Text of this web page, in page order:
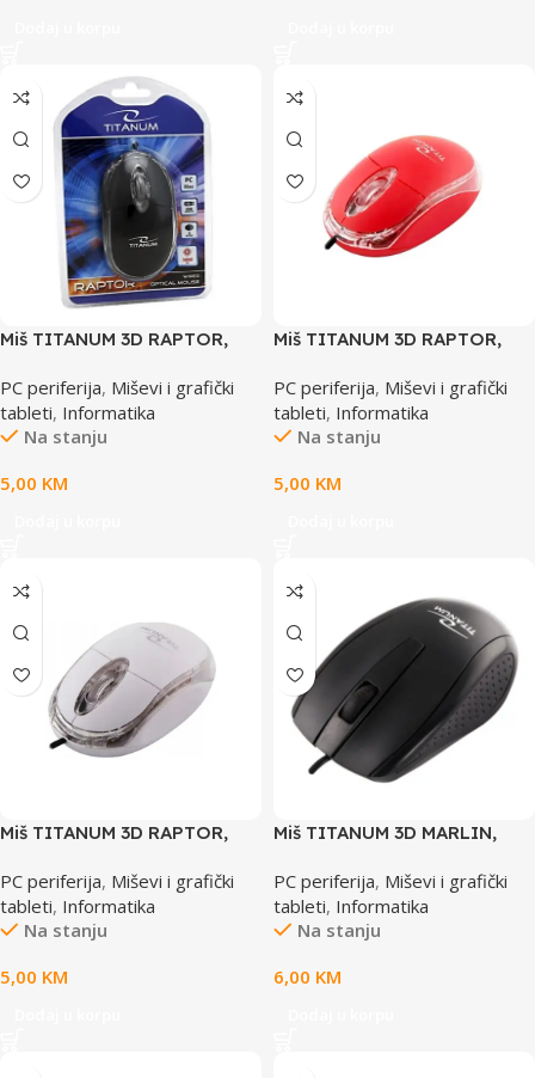
Miš TITANUM 3D RAPTOR,
TM102K
PC periferija, Miševi i grafički
tableti, Informatika
Na stanju
5,00 KM
Miš TITANUM 3D RAPTOR,
red, TM102R
PC periferija, Miševi i grafički
tableti, Informatika
Na stanju
5,00 KM
Miš TITANUM 3D RAPTOR,
TM102W
PC periferija, Miševi i grafički
tableti, Informatika
Na stanju
5,00 KM
Miš TITANUM 3D MARLIN,
black, TM110K
PC periferija, Miševi i grafički
tableti, Informatika
Na stanju
6,00 KM